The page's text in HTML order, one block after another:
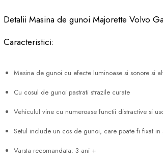
Detalii Masina de gunoi Majorette Volvo
Caracteristici:
Masina de gunoi cu efecte luminoase si sonore si
Cu cosul de gunoi pastrati strazile curate
Vehiculul vine cu numeroase functii distractive si
Setul include un cos de gunoi, care poate fi fixat
Varsta recomandata: 3 ani +